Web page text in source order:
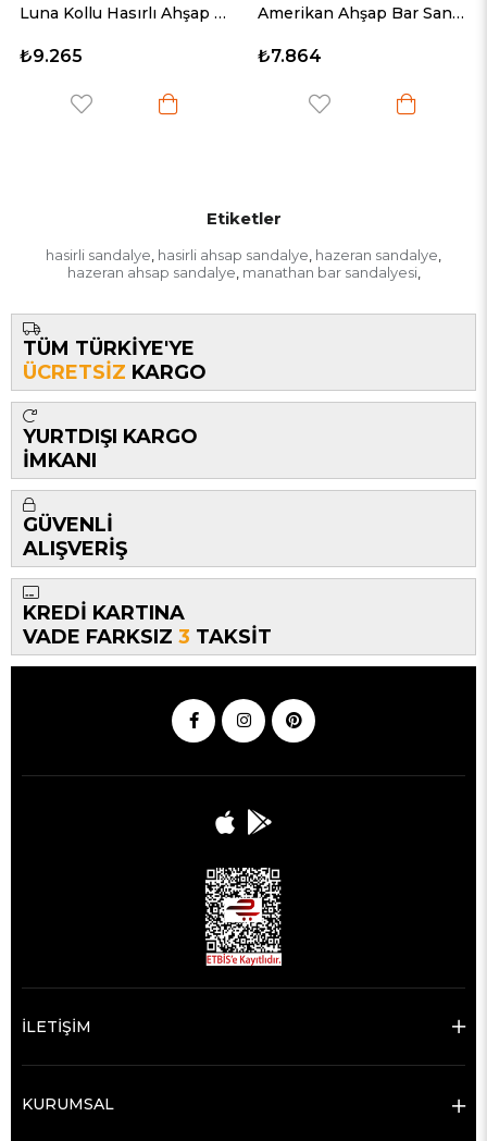
Luna Kollu Hasırlı Ahşap Bar Sandalyesi Amerikan Ahşap Bar Sandalyesi
₺7.864 ₺8.487
Etiketler
hasirli sandalye hasirli ahsap sandalye hazeran sandalye
hazeran ahsap sandalye manathan bar sandalyesi,
TÜM TÜRKİYE'YE
ÜCRETSİZ KARGO
YURTDIŞI KARGO
İMKANI
GÜVENLİ
ALIŞVERİŞ
KREDİ KARTINA
VADE FARKSIZ 3 TAKSİT
İLETİŞİM
KURUMSAL